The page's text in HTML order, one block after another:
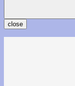
close